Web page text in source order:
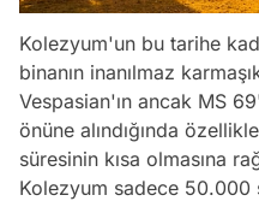
Kolezyum'un bu tarihe
binanın inanılmaz
Vespasian'ın ancak MS
önüne alındığında
süresinin kısa olmasına
Kolezyum sadece 50.000